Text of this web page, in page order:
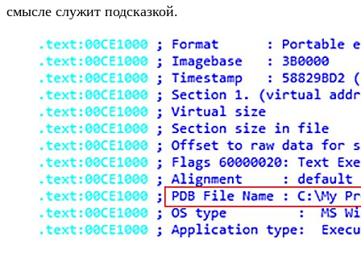
смысле служит подсказкой.